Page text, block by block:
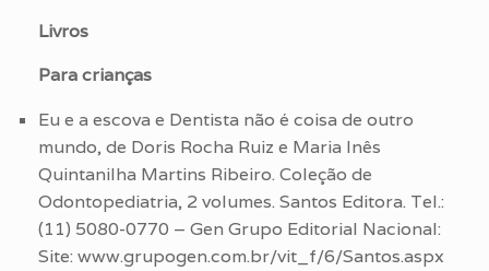
Livros
Para crianças
Eu e a escova e Dentista não é coisa de outro
mundo, de Doris Rocha Ruiz e Maria Inês
Quintanilha Martins Ribeiro. Coleção de
Odontopediatria, 2 volumes. Santos Editora. Tel.:
(11) 5080-0770 – Gen Grupo Editorial Nacional:
Site: www.grupogen.com.br/vit_f/6/Santos.aspx